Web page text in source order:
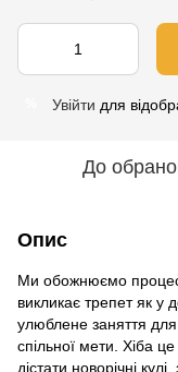
Увійти для
До
Опис
Ми обожнюємо процес
викликає трепет як у
улюблене заняття
спільної мети. Хіба це
дістати новорічні